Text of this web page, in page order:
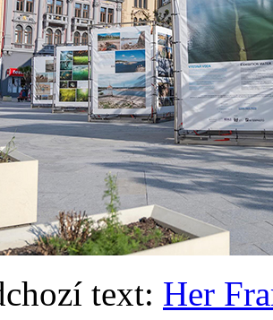
text: Her